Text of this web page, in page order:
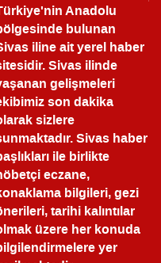
Anadolu
bulunan
iline ait yerel haber
Sivas ilinde
gelişmeleri
son dakika
sizlere
Sivas haber
ile birlikte
eczane,
bilgileri, gezi
tarihi kalıntılar
üzere her konuda
yer